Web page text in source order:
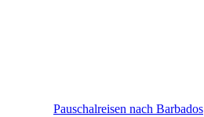
Pauschalreisen nach Barbados